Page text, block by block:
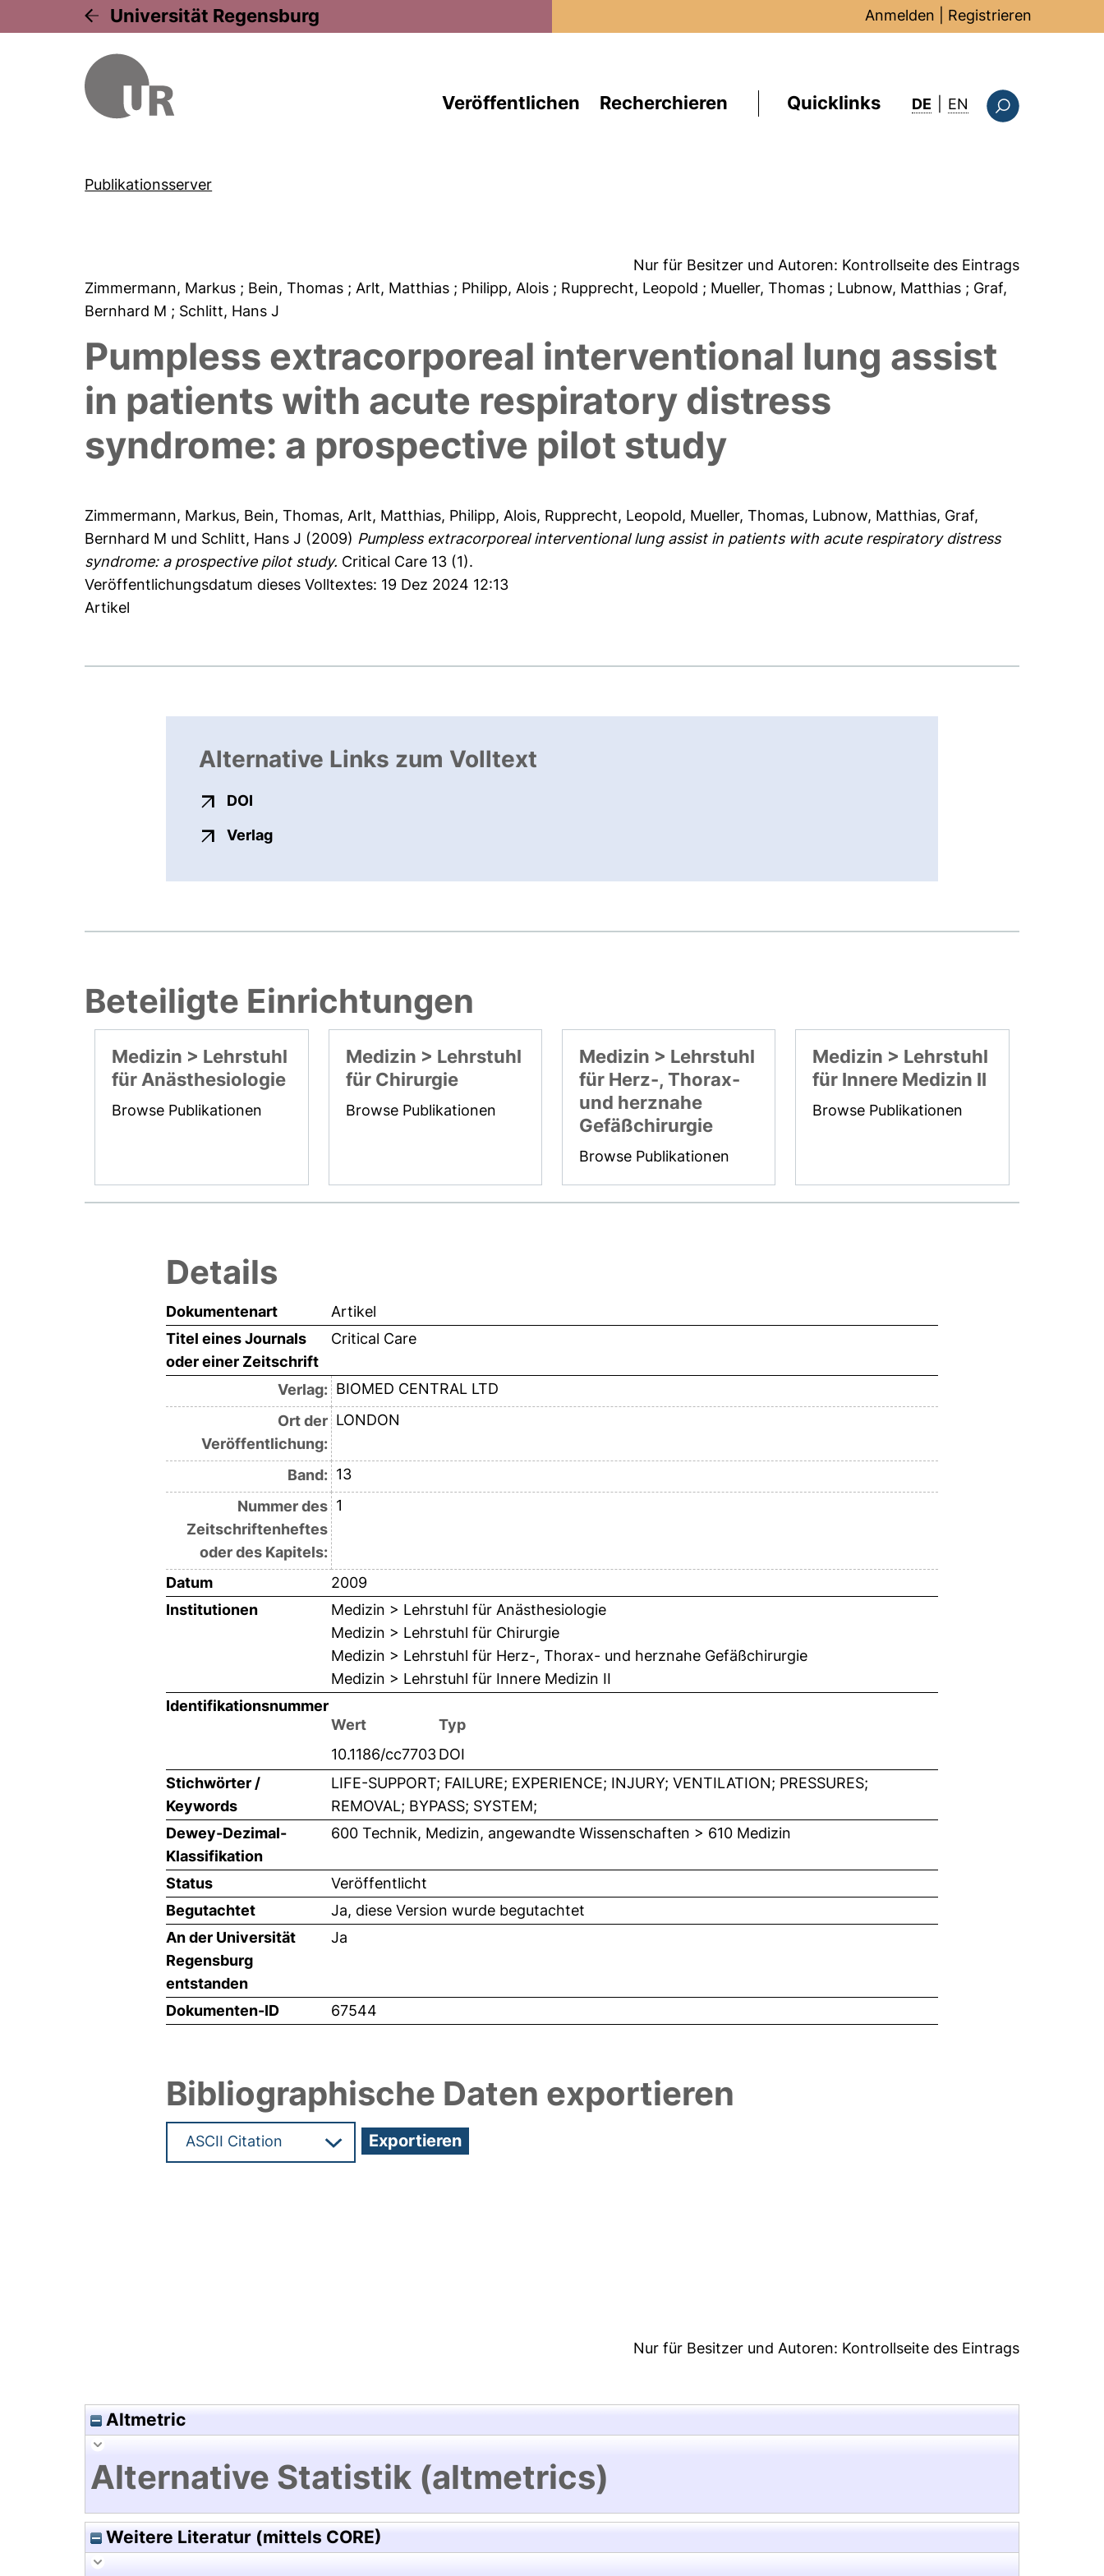
Universität Regensburg Anmelden Registrieren
Veröffentlichen Recherchieren Quicklinks DE EN : this page in
Publikationsserver
Nur für Besitzer und Autoren: Kontrollseite des Eintrags
Zimmermann, Markus ; Bein, Thomas ; Arlt, Matthias ; Philipp, Alois ; Rupprecht, Leopold ; Mueller, Thomas ; Lubnow, Matthias ; Graf,
Bernhard M ; Schlitt, Hans J
Pumpless extracorporeal interventional lung assist
in patients with acute respiratory distress
syndrome: a prospective pilot study
Zimmermann, Markus, Bein, Thomas,Arlt, Matthias, Philipp, Alois, Rupprecht, Leopold, Mueller, Thomas, Lubnow, Matthias, Graf,
Bernhard M und Schlitt, Hans J (2009) Pumpless extracorporeal interventional lung assist in patients with acute respiratory distress
syndrome: a prospective pilot study. Critical Care 13 (1).
Veröffentlichungsdatum dieses Volltextes: 19 Dez 2024 12:13
Artikel
Alternative Links zum Volltext
DOI
Verlagexterner Link, öffnet neues Fenster
Beteiligte Einrichtungen
Medizin > Lehrstuhl
für Anästhesiologie
Browse Publikationen
Medizin > Lehrstuhl
für Chirurgie
Browse Publikationen
Medizin > Lehrstuhl
für Herz-, Thorax-
und herznahe
Gefäßchirurgie
Browse Publikationen
Medizin > Lehrstuhl
für Innere Medizin II
Browse Publikationen
Details
Dokumentenart
Artikel
Titel eines Journals
oder einer Zeitschrift
Critical Care
Verlag: BIOMED CENTRAL LTD
Ort der
Veröffentlichung:
LONDON
Band: 13
Nummer des
Zeitschriftenheftes
oder des Kapitels:
1
Datum
2009
Institutionen
Medizin > Lehrstuhl für Anästhesiologie
Medizin > Lehrstuhl für Chirurgie
Medizin > Lehrstuhl für Herz-, Thorax- und herznahe Gefäßchirurgie
Medizin > Lehrstuhl für Innere Medizin II
Identifikationsnummer
Wert
Typ
10.1186/cc7703DOI
Stichwörter /
Keywords
LIFE-SUPPORT; FAILURE; EXPERIENCE; INJURY; VENTILATION; PRESSURES;
REMOVAL; BYPASS; SYSTEM;
Dewey-Dezimal-
Klassifikation
600 Technik, Medizin, angewandte Wissenschaften > 610 Medizin
Status
Veröffentlicht
Begutachtet
Ja, diese Version wurde begutachtet
An der Universität
Regensburg
entstanden
Ja
Dokumenten-ID 67544
Bibliographische Daten exportieren
Nur für Besitzer und Autoren: Kontrollseite des Eintrags
Altmetric
Alternative Statistik (altmetrics)
Weitere Literatur (mittels CORE)